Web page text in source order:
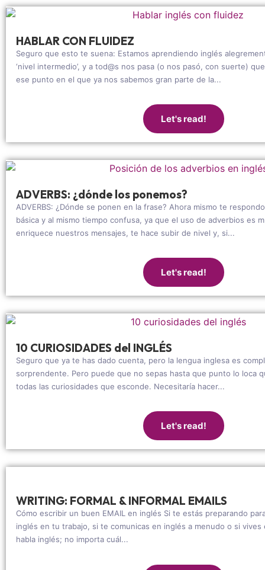
HABLAR CON FLUIDEZ
Seguro que esto te suena: Estamos aprendiendo inglés
‘nivel intermedio’, y a tod@s nos pasa (o nos pasó, con suerte)
ese punto en el que ya nos sabemos gran parte de la...
Let's read!
ADVERBS: ¿dónde los ponemos?
ADVERBS: ¿Dónde se ponen en la frase? Ahora mismo te
básica y al mismo tiempo confusa, ya que el uso de adverbios es
enriquece nuestros mensajes, te hace subir de nivel y, si...
Let's read!
10 CURIOSIDADES del INGLÉS
Seguro que ya te has dado cuenta, pero la lengua inglesa es
sorprendente. Pero puede que no sepas hasta que punto lo loca
todas las curiosidades que esconde. Necesitaría hacer...
Let's read!
WRITING: FORMAL & INFORMAL EMAILS
Cómo escribir un buen EMAIL en inglés Si te estás preparando
inglés en tu trabajo, si te comunicas en inglés a menudo o si
habla inglés; no importa cuál...